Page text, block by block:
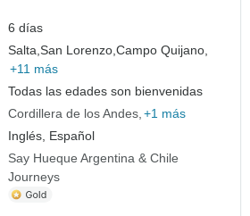
6 días
Salta,San Lorenzo,Campo Quijano,
+11 más
Todas las edades son bienvenidas
Cordillera de los Andes +1 más
Inglés, Español
Say Hueque Argentina & Chile
Journeys